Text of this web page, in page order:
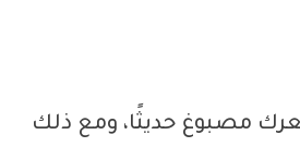
مصبوغ حديثًا، ومع ذلك